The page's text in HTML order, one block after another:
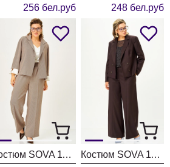
256 бел.руб
248 бел.руб
Костюм SOVA 11349 бежевый Костюм SOVA 11346 коричневый